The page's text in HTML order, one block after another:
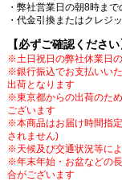
・弊社営業日の朝8時ま
・代金引換またはクレジ
【必ずご確認ください
※土日祝日の弊社休業日
※銀行振込でお支払いい
出荷となります
※東京都からの出荷のた
ございます
※本商品はお届け時間指
されません)
※天候及び交通状況等に
※年末年始・お盆などの
合がございます